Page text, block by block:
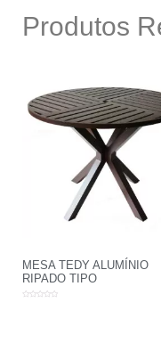
Produtos
MESA TEDY ALUMÍNIO
RIPADO TIPO